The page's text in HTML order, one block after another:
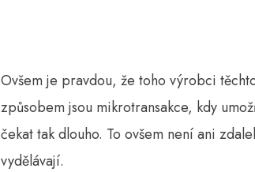
Ovšem je pravdou, že toho výrobci
způsobem jsou mikrotransakce, kdy
čekat tak dlouho. To ovšem není ani
vydělávají.